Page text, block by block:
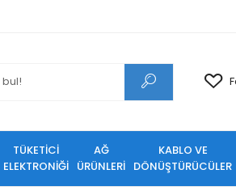
TÜKETİCİ
ELEKTRONİĞİ
AĞ
ÜRÜNLERİ
KABLO VE
DÖNÜŞTÜRÜCÜLER